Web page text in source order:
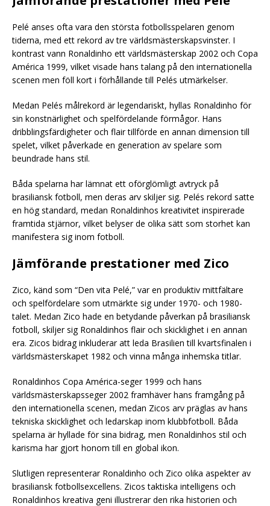
Pelé anses ofta vara den största fotbollsspelaren genom
tiderna, med ett rekord av tre världsmästerskapsvinster. I
kontrast vann Ronaldinho ett världsmästerskap 2002 och Copa
América 1999, vilket visade hans talang på den internationella
scenen men föll kort i förhållande till Pelés utmärkelser.
Medan Pelés målrekord är legendariskt, hyllas Ronaldinho för
sin konstnärlighet och spelfördelande förmågor. Hans
dribblingsfärdigheter och flair tillförde en annan dimension till
spelet, vilket påverkade en generation av spelare som
beundrade hans stil.
Båda spelarna har lämnat ett oförglömligt avtryck på
brasiliansk fotboll, men deras arv skiljer sig. Pelés rekord satte
en hög standard, medan Ronaldinhos kreativitet inspirerade
framtida stjärnor, vilket belyser de olika sätt som storhet kan
manifestera sig inom fotboll.
Jämförande prestationer med Zico
Zico, känd som “Den vita Pelé,” var en produktiv mittfältare
och spelfördelare som utmärkte sig under 1970- och 1980-
talet. Medan Zico hade en betydande påverkan på brasiliansk
fotboll, skiljer sig Ronaldinhos flair och skicklighet i en annan
era. Zicos bidrag inkluderar att leda Brasilien till kvartsfinalen i
världsmästerskapet 1982 och vinna många inhemska titlar.
Ronaldinhos Copa América-seger 1999 och hans
världsmästerskapsseger 2002 framhäver hans framgång på
den internationella scenen, medan Zicos arv präglas av hans
tekniska skicklighet och ledarskap inom klubbfotboll. Båda
spelarna är hyllade för sina bidrag, men Ronaldinhos stil och
karisma har gjort honom till en global ikon.
Slutligen representerar Ronaldinho och Zico olika aspekter av
brasiliansk fotbollsexcellens. Zicos taktiska intelligens och
Ronaldinhos kreativa geni illustrerar den rika historien och